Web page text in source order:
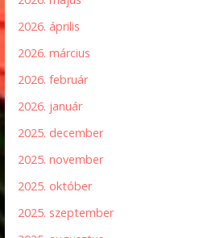
2026. április
2026. március
2026. február
2026. január
2025. december
2025. november
2025. október
2025. szeptember